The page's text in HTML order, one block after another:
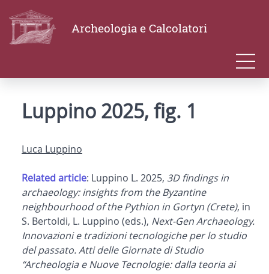
Archeologia e Calcolatori
Luppino 2025, fig. 1
Luca Luppino
Related article: Luppino L. 2025, 3D findings in
archaeology: insights from the Byzantine
neighbourhood of the Pythion in Gortyn (Crete), in
S. Bertoldi, L. Luppino (eds.), Next-Gen Archaeology.
Innovazioni e tradizioni tecnologiche per lo studio
del passato. Atti delle Giornate di Studio
“Archeologia e Nuove Tecnologie: dalla teoria ai